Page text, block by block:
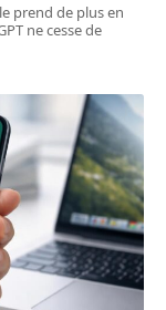
prend de plus en
ne cesse de